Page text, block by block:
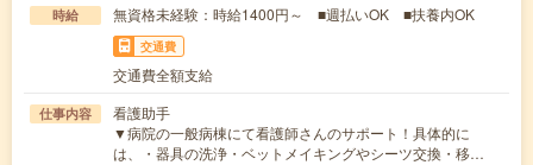
時給 無資格未経験：時給1400円～ ■週払いOK ■扶養内OK
交通費
交通費全額支給
仕事内容
看護助手
▼病院の一般病棟にて看護師さんのサポート！具体的に
は、・器具の洗浄・ベットメイキングやシーツ交換・移…